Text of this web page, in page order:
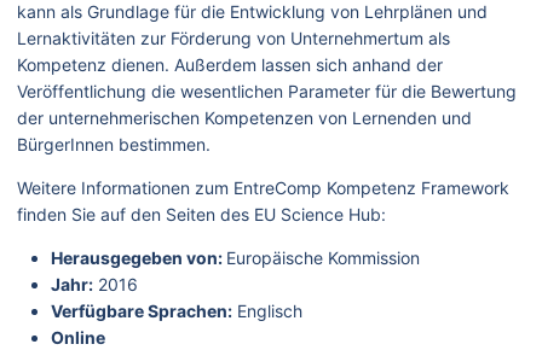
kann als Grundlage für die Entwicklung von Lehrplänen und
Lernaktivitäten zur Förderung von Unternehmertum als
Kompetenz dienen. Außerdem lassen sich anhand der
Veröffentlichung die wesentlichen Parameter für die Bewertung
der unternehmerischen Kompetenzen von Lernenden und
BürgerInnen bestimmen.
Weitere Informationen zum EntreComp Kompetenz Framework
finden Sie auf den Seiten des EU Science Hub:
Herausgegeben von: Europäische Kommission
Jahr: 2016
Verfügbare Sprachen: Englisch
Online